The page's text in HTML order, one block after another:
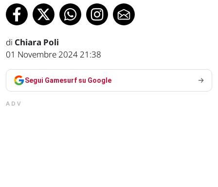
di Chiara Poli
01 Novembre 2024 21:38
Segui Gamesurf su Google
ADV